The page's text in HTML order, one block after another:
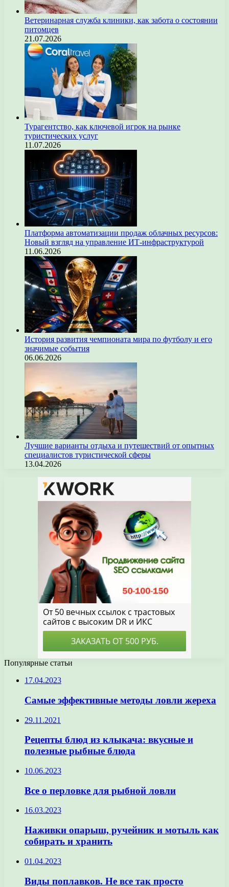
Ветеринарная служба клиники, как забота о состоянии
питомцев
21.07.2026
Турагентство, как ключевой игрок на рынке
туристических услуг
11.07.2026
Платформа автоматизации продаж облачных ресурсов:
Новый взгляд на управление ИТ-инфраструктурой
11.06.2026
История развития чемпионата мира по футболу и его
значимые события
06.06.2026
Лучшие варианты отдыха и путешествий от опытных
специалистов туристической сферы
13.04.2026
Популярные статьи
17.04.2023
Самые эффективные методы ловли жереха
29.11.2021
Рецепты блюд из клыкача: вкусные и
полезные рыбные блюда
10.06.2023
Все о перловке для рыбной ловли
16.03.2023
Наживки опарыш, ручейник и мотыль как
собирать и хранить
01.04.2023
Виды поплавков. Не все так просто